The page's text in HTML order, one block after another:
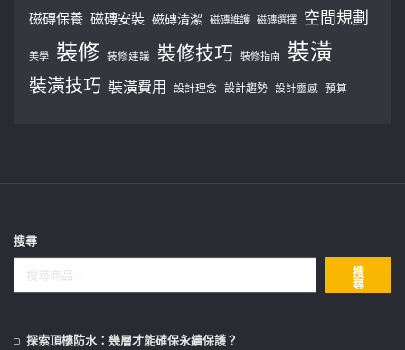
磁磚保養 磁磚安裝 磁磚清潔 磁磚維護 磁磚選擇 空間規劃
美學 裝修 裝修建議 裝修技巧 裝修指南 裝潢
裝潢技巧 裝潢費用 設計理念 設計趨勢 設計靈感 預算
搜尋
搜
尋
探索頂樓防水：幾層才能確保永續保護？